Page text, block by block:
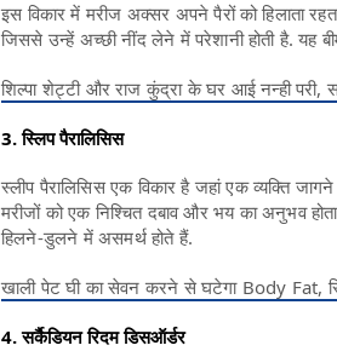
इस विकार में मरीज अक्सर अपने पैरों को हिलाता
जिससे उन्हें अच्छी नींद लेने में परेशानी होती है. यह
शिल्पा शेट्टी और राज कुंद्रा के घर आई नन्ही परी,
3. स्लिप पैरालिसिस
स्लीप पैरालिसिस एक विकार है जहां एक व्यक्ति
मरीजों को एक निश्चित दबाव और भय का अनुभव
हिलने-डुलने में असमर्थ होते हैं.
खाली पेट घी का सेवन करने से घटेगा Body Fat,
4. सर्कैडियन रिदम डिसऑर्डर